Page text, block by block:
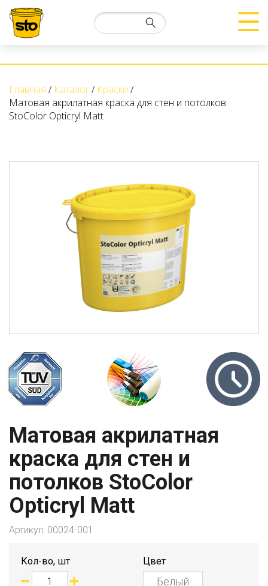
Главная Каталог
Краски
Матовая акрилатная краска для стен и потолков
StoColor Opticryl Matt
Матовая акрилатная
краска для стен и
потолков StoColor
Opticryl Matt
Артикул: 00024-001
Кол-во, шт Цвет